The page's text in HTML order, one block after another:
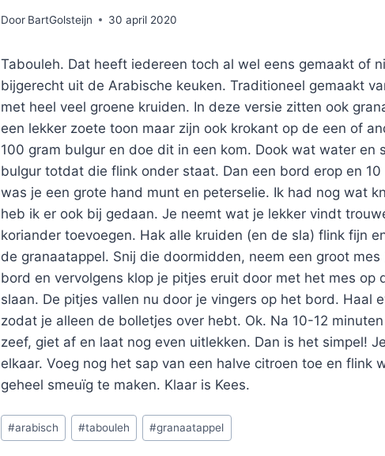
Door BartGolsteijn 30 april 2020
Tabouleh. Dat heeft iedereen toch al wel eens gemaakt of
bijgerecht uit de Arabische keuken. Traditioneel gemaakt
met heel veel groene kruiden. In deze versie zitten ook
een lekker zoete toon maar zijn ook krokant op de een of
100 gram bulgur en doe dit in een kom. Dook wat water en
bulgur totdat die flink onder staat. Dan een bord erop en
was je een grote hand munt en peterselie. Ik had nog wat
heb ik er ook bij gedaan. Je neemt wat je lekker vindt
koriander toevoegen. Hak alle kruiden (en de sla) flink fijn
de granaatappel. Snij die doormidden, neem een groot
bord en vervolgens klop je pitjes eruit door met het mes op
slaan. De pitjes vallen nu door je vingers op het bord. Haal
zodat je alleen de bolletjes over hebt. Ok. Na 10-12
zeef, giet af en laat nog even uitlekken. Dan is het simpel!
elkaar. Voeg nog het sap van een halve citroen toe en flink
geheel smeuïg te maken. Klaar is Kees.
Bericht
tags:
#arabisch #tabouleh #granaatappel